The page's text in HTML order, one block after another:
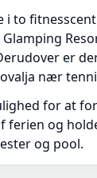
i to
er
nær
for at
ferien og
og pool.